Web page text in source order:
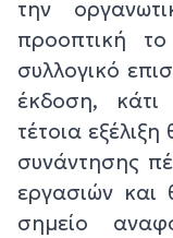
την
προοπτική
συλλογικό
έκδοση,
τέτοια
συνάντησης
εργασιών και
σημείο